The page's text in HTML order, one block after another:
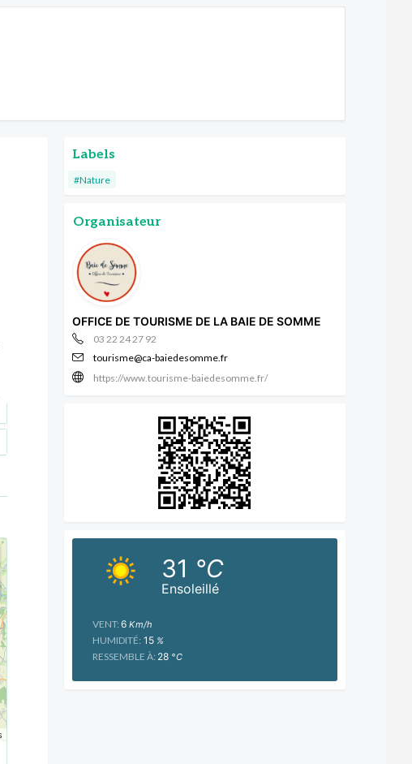
Labels
#Nature
Organisateur
OFFICE DE TOURISME DE LA BAIE DE SOMME
03 22 24 27 92
tourisme@ca-baiedesomme.fr
https://www.tourisme-baiedesomme.fr/
Ensoleillé
31 °C
VENT: 6Km/h
HUMIDITÉ: 15%
RESSEMBLE À: 28°C